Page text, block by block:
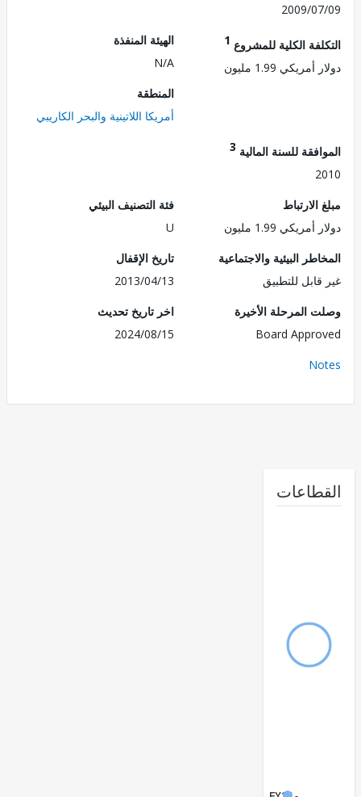
2009/
الكلية للمشروع1
1.99 مليون
الهيئة المنفذة
أمريكا اللاتينية والبحر الكاريبي
للسنة المالية3
1.99 مليون
فئة التصنيف البيئي
البيئية والاجتماعية
للتطبيق
تاريخ الإقفال
2013/04/13
المرحلة الأخيرة
Board
اخر تاريخ تحديث
2024/08/15